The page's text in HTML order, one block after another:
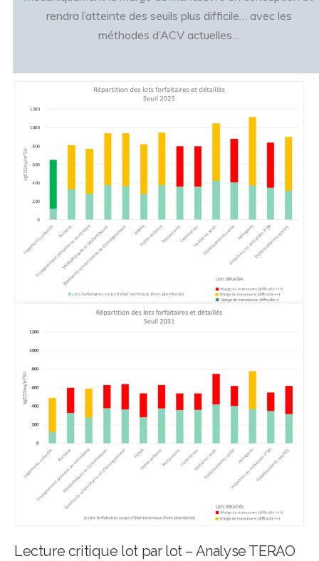
rendra l’atteinte des seuils plus difficile… avec les
méthodes d’ACV actuelles…
Lecture critique lot par lot – Analyse TERAO